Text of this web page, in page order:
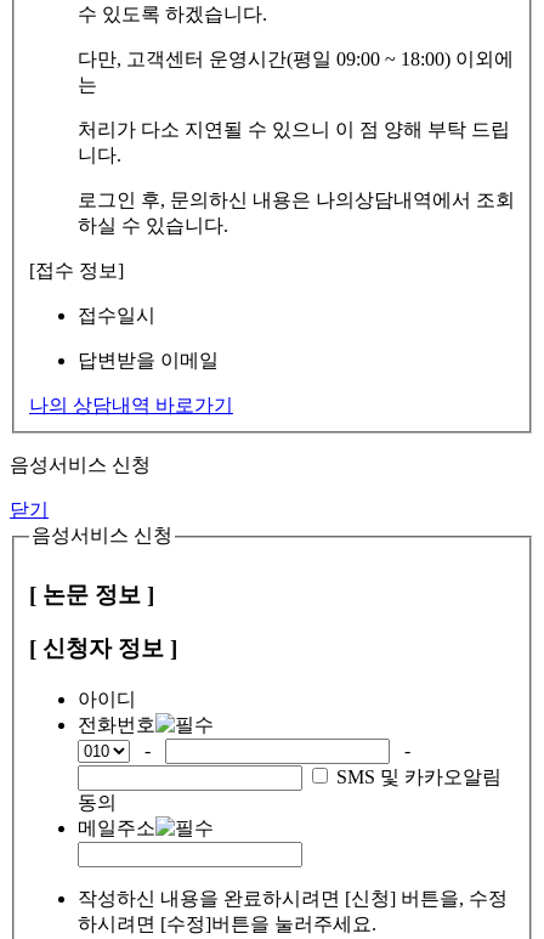
수 있도록 하겠습니다.
다만, 고객센터 운영시간(평일 09:00 ~ 18:00) 이외에
는
처리가 다소 지연될 수 있으니 이 점 양해 부탁 드립
니다.
로그인 후, 문의하신 내용은 나의상담내역에서 조회
하실 수 있습니다.
[접수 정보]
접수일시
답변받을 이메일
나의 상담내역 바로가기
음성서비스 신청
닫기
음성서비스 신청
[ 논문 정보 ]
[ 신청자 정보 ]
아이디
전화번호
-
-
SMS 및 카카오알림
동의
메일주소
작성하신 내용을 완료하시려면 [신청] 버튼을, 수정
하시려면 [수정]버튼을 눌러주세요.